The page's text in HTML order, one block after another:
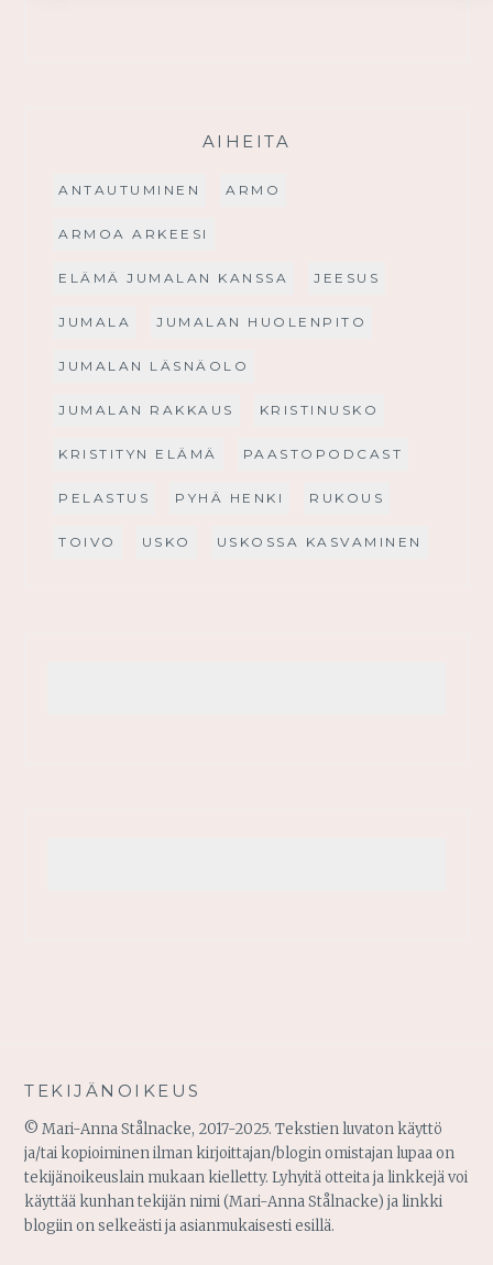
AIHEITA
ANTAUTUMINEN ARMO
ARMOA ARKEESI
ELÄMÄ JUMALAN KANSSA JEESUS
JUMALA JUMALAN HUOLENPITO
JUMALAN LÄSNÄOLO
JUMALAN RAKKAUS KRISTINUSKO
KRISTITYN ELÄMÄ PAASTOPODCAST
PELASTUS PYHÄ HENKI RUKOUS
TOIVO USKO USKOSSA KASVAMINEN
TEKIJÄNOIKEUS
© Mari-Anna Stålnacke, 2017-2025. Tekstien luvaton käyttö
ja/tai kopioiminen ilman kirjoittajan/blogin omistajan lupaa on
tekijänoikeuslain mukaan kielletty. Lyhyitä otteita ja linkkejä voi
käyttää kunhan tekijän nimi (Mari-Anna Stålnacke) ja linkki
blogiin on selkeästi ja asianmukaisesti esillä.